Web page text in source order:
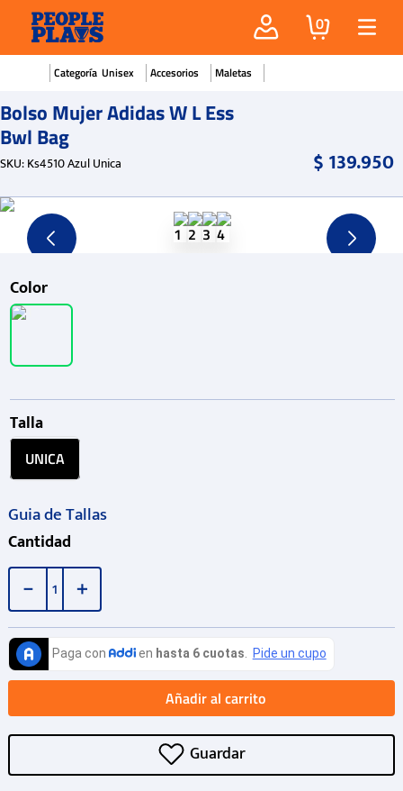
0
Unisex Accesorios Maletas
Bolso Mujer Adidas W L Ess
Bwl Bag
SKU:Ks4510 Azul Unica $139.950
Color
Talla
UNICA
Guia de Tallas
Cantidad
＋
－
Añadir al carrito